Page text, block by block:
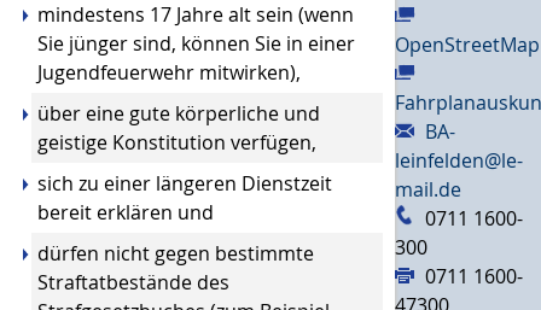
mindestens 17 Jahre alt sein (wenn
Sie jünger sind, können Sie in einer
Jugendfeuerwehr mitwirken),
über eine gute körperliche und
geistige Konstitution verfügen,
sich zu einer längeren Dienstzeit
bereit erklären und
dürfen nicht gegen bestimmte
Straftatbestände des
OpenStreetMap
BA-
leinfelden@le-
mail.de
0711 1600-
300
0711 1600-